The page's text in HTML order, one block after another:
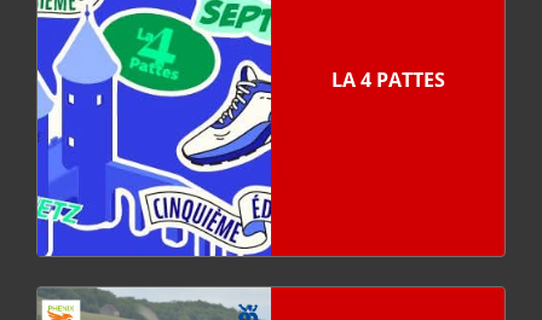
LA 4 PATTES